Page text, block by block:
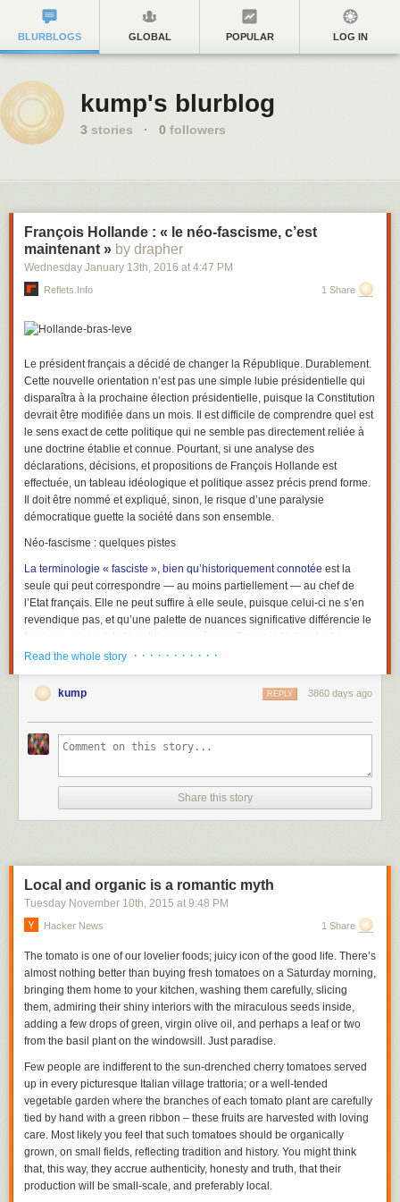
BLURBLOGS GLOBAL POPULAR LOG IN
kump's blurblog
3 stories · 0 followers
François Hollande : « le néo-fascisme, c’est
maintenant » by drapher
Wednesday January 13th, 2016 at 4:47 PM
Reflets.info 1 Share
Le président français a décidé de changer la République. Durablement.
Cette nouvelle orientation n’est pas une simple lubie présidentielle qui
disparaîtra à la prochaine élection présidentielle, puisque la Constitution
devrait être modifiée dans un mois. Il est difficile de comprendre quel est
le sens exact de cette politique qui ne semble pas directement reliée à
une doctrine établie et connue. Pourtant, si une analyse des
déclarations, décisions, et propositions de François Hollande est
effectuée, un tableau idéologique et politique assez précis prend forme.
Il doit être nommé et expliqué, sinon, le risque d’une paralysie
démocratique guette la société dans son ensemble.
Néo-fascisme : quelques pistes
La terminologie « fasciste », bien qu’historiquement connotée est la
seule qui peut correspondre — au moins partiellement — au chef de
l’Etat français. Elle ne peut suffire à elle seule, puisque celui-ci ne s’en
revendique pas, et qu’une palette de nuances significative différencie le
fascisme originel de la politique menée par François Hollande. La
politique actuelle de François Hollande trouve son inspiration dans le
pays qui l’accueille. C’est une politique néo-fasciste. Un fascisme
nouveau. Moderne. 2.0.
Un exemple de l’époque mussolinienne, sur l’économie, alors que le
fascisme de Mussolini se revendique au départ d’une « mystique de
(…)Sur le plan économique, le fascisme poursuit, sous la
direction du ministre de l’économie Alberto De Stefani
Le 18 mars 1923, il ajoute: « Je pense que l’État doit
renoncer à ses fonctions économiques et
qui s’exercent par des monopoles, parce qu’en cette
ainsi au privé plusieurs monopoles: celui sur les allumettes
est cédé à un Consortium des fabricants d’allumettes; en
1925,l’État se désengage du secteur des téléphones, et
renonce aussi à l’exécution de certains travaux publics.(…)
Sur le plan social, la volonté de l’ordre, de l’autorité, avec le fascisme de
Mussolini :
(…)Le nouveau mouvement exprimela volonté de «
transformer, s’il le faut même par des méthodes
révolutionnaires,la vie italienne»s’auto-définissant « parti
de l’ordre »réussissant ainsià gagner la confiance des
milieux les plus riches et conservateursqui sontopposés à
toutes manifestations et aux revendications syndicales des
Read the whole story · · · · · · · · · · ·
kump 3860 days ago
REPLY
Share this story
Local and organic is a romantic myth
Tuesday November 10th, 2015 at 9:48 PM
Hacker News 1 Share
The tomato is one of our lovelier foods; juicy icon of the good life. There’s
almost nothing better than buying fresh tomatoes on a Saturday morning,
bringing them home to your kitchen, washing them carefully, slicing
them, admiring their shiny interiors with the miraculous seeds inside,
adding a few drops of green, virgin olive oil, and perhaps a leaf or two
from the basil plant on the windowsill. Just paradise.
Few people are indifferent to the sun-drenched cherry tomatoes served
up in every picturesque Italian village trattoria; or a well-tended
vegetable garden where the branches of each tomato plant are carefully
tied by hand with a green ribbon – these fruits are harvested with loving
care. Most likely you feel that such tomatoes should be organically
grown, on small fields, reflecting tradition and history. You might think
that, this way, they accrue authenticity, honesty and truth, that their
production will be small-scale, and preferably local.